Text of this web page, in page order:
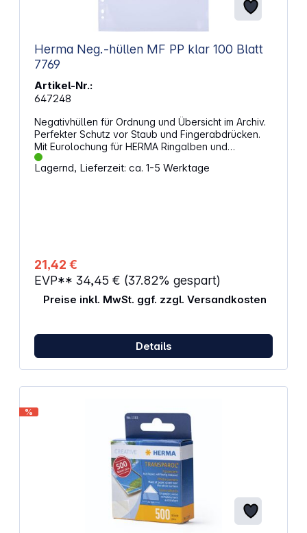
Herma Neg.-hüllen MF PP klar 100 Blatt
7769
Artikel-Nr.:
647248
Negativhüllen für Ordnung und Übersicht im Archiv.
Perfekter Schutz vor Staub und Fingerabdrücken.
Mit Eurolochung für HERMA Ringalben und
allegängigen Ordner. Geprüfte Sicherheit - ohne
chemische Einflüsse auf die Negative. Abheftbare
Langzeitarchivierung sichtbar werden
(Veränderung der Emulsion). Die Archivierung der
Negative in einer Negativhülle aus
Polypropylenfolie ist besonders für eine
Kurzzeitarchivierung geeignet. Ausführung für: 4
100
Lagernd, Lieferzeit: ca. 1-5 Werktage
21,42 €
EVP** 34,45 € (37.82% gespart)
Preise inkl. MwSt. ggf. zzgl. Versandkosten
Details
%